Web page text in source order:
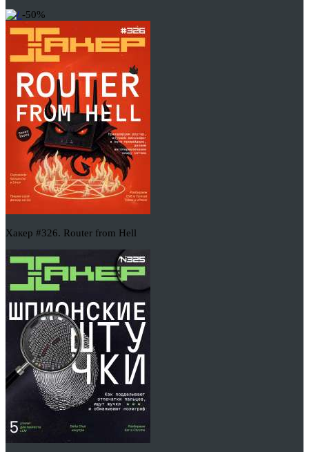
-50%
Хакер #326. Router from Hell